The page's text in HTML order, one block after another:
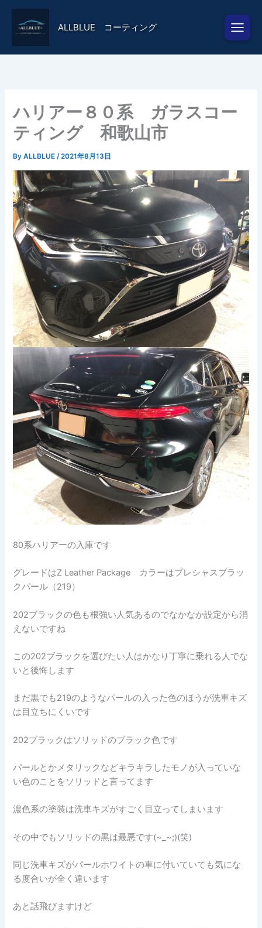
ALLBLUE コーティング
ハリアー８０系 ガラスコー
ティング 和歌山市
ByALLBLUE/2021年8月13日
80系ハリアーの入庫です
グレードはZ Leather Package カラーはプレシャスブラッ
クパール（219）
202ブラックの色も根強い人気あるのでなかなか設定から消
えないですね
この202ブラックを選びたい人はかなり丁寧に乗れる人でな
いと後悔します
まだ黒でも219のようなパールの入った色のほうが洗車キズ
は目立ちにくいです
202ブラックはソリッドのブラック色です
パールとかメタリックなどキラキラしたモノが入っていな
い色のことをソリッドと言ってます
濃色系の塗装は洗車キズがすごく目立ってしまいます
その中でもソリッドの黒は最悪です(~_~;)(笑)
同じ洗車キズがパールホワイトの車に付いていても気にな
る度合いが全く違います
あと話飛びますけど